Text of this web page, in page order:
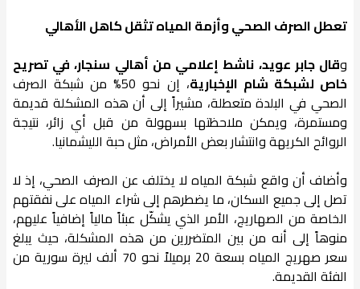
تعطل الصرف الصحي وأزمة المياه تثقل كاهل الأهالي
وقال جابر عويد، ناشط إعلامي من أهالي سنجار، في تصريح
خاص لشبكة شام الإخبارية
، إن نحو 50% من شبكة الصرف
الصحي في البلدة متعطلة، مشيراً إلى أن هذه المشكلة قديمة
ومستمرة، ويمكن ملاحظتها بسهولة من قبل أي زائر، نتيجة
الروائح الكريهة وانتشار بعض الأمراض، مثل حبة الليشمانيا.
وأضاف أن واقع شبكة المياه لا يختلف عن الصرف الصحي، إذ لا
تصل إلى جميع السكان، ما يضطرهم إلى شراء المياه على نفقتهم
الخاصة من الصهاريج، الأمر الذي يشكّل عبئاً مالياً إضافياً عليهم،
منوهاً إلى أنه من بين المتضررين من هذه المشكلة، حيث يبلغ
سعر صهريج المياه بسعة 20 برميلاً نحو 70 ألف ليرة سورية من
الفئة القديمة.